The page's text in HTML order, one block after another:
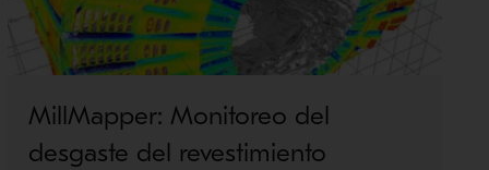
MillMapper: Monitoreo del
desgaste del revestimiento